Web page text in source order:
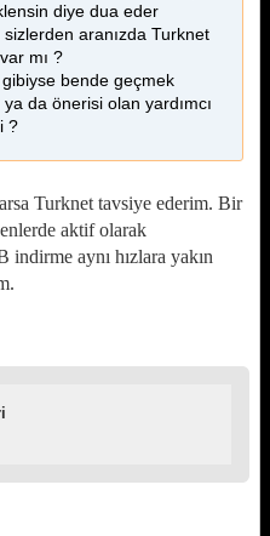
diye dua eder
aranızda Turknet
mı ?
bende geçmek
da önerisi olan yardımcı
?
Turknet tavsiye ederim. Bir
aktif olarak
aynı hızlara yakın